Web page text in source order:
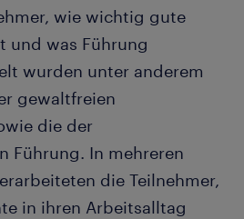
wie wichtig gute
und was Führung
wurden unter anderem
gewaltfreien
die der
Führung. In mehreren
die Teilnehmer,
in ihren Arbeitsalltag